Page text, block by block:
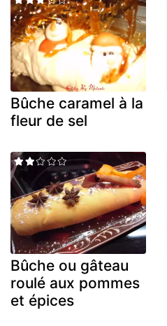
Bûche caramel à la
fleur de sel
Bûche ou gâteau
roulé aux pommes
et épices